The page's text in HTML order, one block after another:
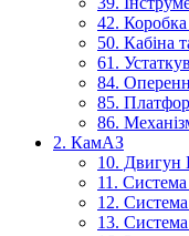
42.
50. Кабіна
61.
84.
85.
86.
2. КамАЗ
10.
11.
12.
13.